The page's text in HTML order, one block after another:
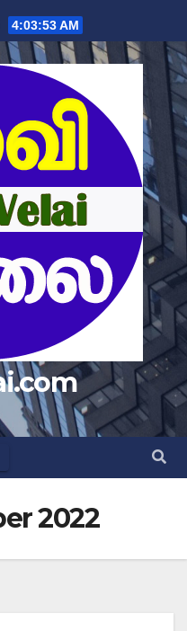
4:03:54 AM
2022